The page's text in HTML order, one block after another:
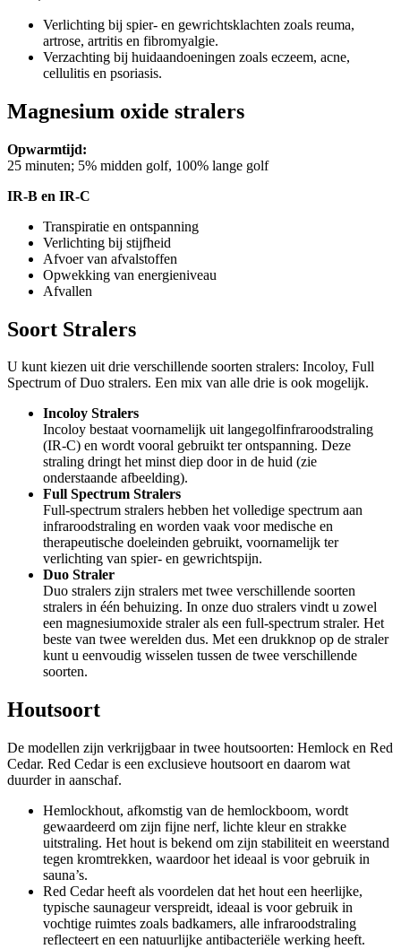
Verlichting bij spier- en gewrichtsklachten zoals reuma,
artrose, artritis en fibromyalgie.
Verzachting bij huidaandoeningen zoals eczeem, acne,
cellulitis en psoriasis.
Magnesium oxide stralers
Opwarmtijd:
25 minuten; 5% midden golf, 100% lange golf
IR-B en IR-C
Transpiratie en ontspanning
Verlichting bij stijfheid
Afvoer van afvalstoffen
Opwekking van energieniveau
Afvallen
Soort Stralers
U kunt kiezen uit drie verschillende soorten stralers: Incoloy, Full
Spectrum of Duo stralers. Een mix van alle drie is ook mogelijk.
Incoloy Stralers
Incoloy bestaat voornamelijk uit langegolfinfraroodstraling
(IR-C) en wordt vooral gebruikt ter ontspanning. Deze
straling dringt het minst diep door in de huid (zie
onderstaande afbeelding).
Full Spectrum Stralers
Full-spectrum stralers hebben het volledige spectrum aan
infraroodstraling en worden vaak voor medische en
therapeutische doeleinden gebruikt, voornamelijk ter
verlichting van spier- en gewrichtspijn.
Duo Straler
Duo stralers zijn stralers met twee verschillende soorten
stralers in één behuizing. In onze duo stralers vindt u zowel
een magnesiumoxide straler als een full-spectrum straler. Het
beste van twee werelden dus. Met een drukknop op de straler
kunt u eenvoudig wisselen tussen de twee verschillende
soorten.
Houtsoort
De modellen zijn verkrijgbaar in twee houtsoorten: Hemlock en Red
Cedar. Red Cedar is een exclusieve houtsoort en daarom wat
duurder in aanschaf.
Hemlockhout, afkomstig van de hemlockboom, wordt
gewaardeerd om zijn fijne nerf, lichte kleur en strakke
uitstraling. Het hout is bekend om zijn stabiliteit en weerstand
tegen kromtrekken, waardoor het ideaal is voor gebruik in
sauna’s.
Red Cedar heeft als voordelen dat het hout een heerlijke,
typische saunageur verspreidt, ideaal is voor gebruik in
vochtige ruimtes zoals badkamers, alle infraroodstraling
reflecteert en een natuurlijke antibacteriële werking heeft.